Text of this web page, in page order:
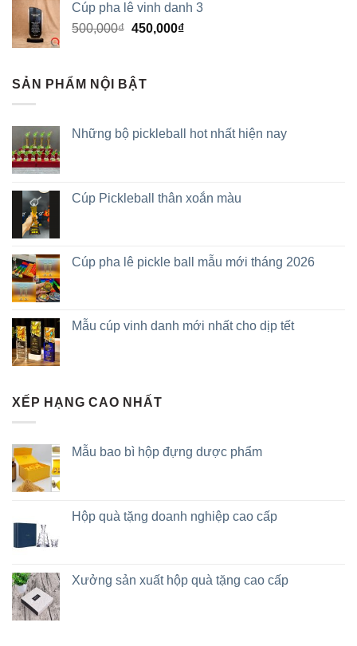
Cúp pha lê vinh danh 3
500,000₫ 450,000₫
SẢN PHẨM NỘI BẬT
Những bộ pickleball hot nhất hiện nay
Cúp Pickleball thân xoắn màu
Cúp pha lê pickle ball mẫu mới tháng 2026
Mẫu cúp vinh danh mới nhất cho dịp tết
XẾP HẠNG CAO NHẤT
Mẫu bao bì hộp đựng dược phẩm
Hộp quà tặng doanh nghiệp cao cấp
Xưởng sản xuất hộp quà tặng cao cấp